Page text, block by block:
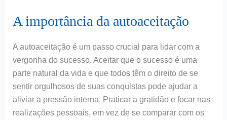
A importância da autoaceitação
A autoaceitação é um passo crucial para lidar com a
vergonha do sucesso. Aceitar que o sucesso é uma
parte natural da vida e que todos têm o direito de se
sentir orgulhosos de suas conquistas pode ajudar a
aliviar a pressão interna. Praticar a gratidão e focar nas
realizações pessoais, em vez de se comparar com os